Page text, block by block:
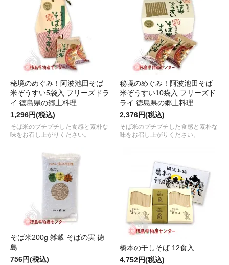
秘境のめぐみ！阿波池田そば
米ぞうすい5袋入 フリーズドラ
イ 徳島県の郷土料理
1,296円(税込)
そば米のプチプチした食感と素朴な
味をお召し上がりください。
秘境のめぐみ！阿波池田そば
米ぞうすい10袋入 フリーズド
ライ 徳島県の郷土料理
2,376円(税込)
そば米のプチプチした食感と素朴な
味をお召し上がりください。
そば米200g 雑穀 そばの実 徳
島
756円(税込)
橋本の干しそば 12食入
4,752円(税込)